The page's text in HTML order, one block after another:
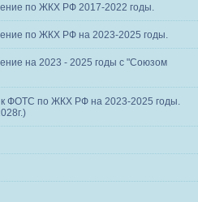
по ЖКХ РФ 2017-2022 годы.
по ЖКХ РФ на 2023-2025 годы.
на 2023 - 2025 годы с "Союзом
ФОТС по ЖКХ РФ на 2023-2025 годы.